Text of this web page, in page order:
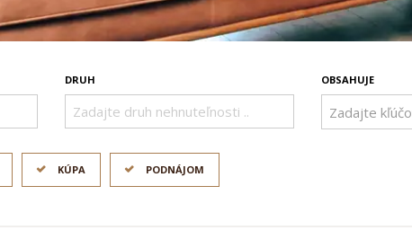
DRUH
Zadajte druh nehnuteľnosti ..
OBSAHUJE
KÚPA PODNÁJOM